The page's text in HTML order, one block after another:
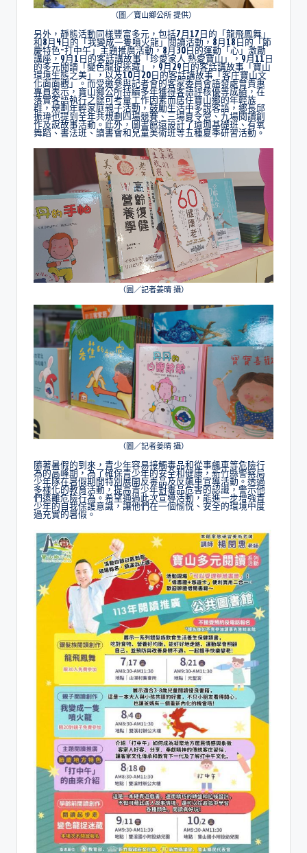
（圖／寶山鄉公所 提供）
另外，靜態活動同樣豐富多元，包括7月17日的「龍飛鳳舞」
和8月4日的「我變成一隻噴火龍」閱讀活動，8月18日的「節
慶特色-打中午」主題推廣活動，8月30日的運動「心」激勵
講座，9月1日的客話講故事「珍愛家人 熱愛寶山」，9月11日
的多元閱讀「變色龍捉迷藏」，9月29日的客話講故事「寶山
環境生態之美」，以及10月20日的客話講故事「客庄寶山文
化面面觀」。而受邀參與記者會的客家委員會語發處曾貴惠
專員表示，寶山鄉公所持續多年獲得客語評核優等成績，在
落實客語執行之餘可考量工作因素而居住寶山鄉的年輕族
群，規劃年輕家庭親子活動，鼓勵生活中多說客語，鄉長邱
振瑋也提到全年共規劃四場競賽、三場夏令營、九場閱讀創
作及說故事活動。此外，圖書館還設計了瑜珈基礎班、有氧
舞蹈、書法班、讀書會和兒童美術班等五種夏季研習活動。
（圖／記者姜晴 攝）
（圖／記者姜晴 攝）
隨著暑假的到來，青少年容易接觸毒品和從事飆車等危險行
為的高峰期，為了確保青少年的安全和健康，新竹縣警察局
少年隊在暑假期間特別展開反毒品及反飆車宣導活動。透過
多樣化的教育活動，提高青少年對毒品危害的認識，警示他
們遠離危險行為。希望通過此次宣導活動，能進一步增強青
少年的自我保護意識，讓他們在一個愉悦、安全的環境中度
過充實的暑假。